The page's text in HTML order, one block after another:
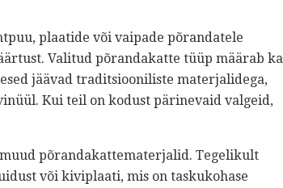
plaatide või vaipade põrandatele
Valitud põrandakatte tüüp määrab ka
jäävad traditsiooniliste materjalidega,
Kui teil on kodust pärinevaid valgeid,
põrandakattematerjalid. Tegelikult
või kiviplaati, mis on taskukohase